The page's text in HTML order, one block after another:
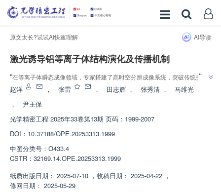
原文太长?试试AI快速理解 AI导读
激光诱导铝等离子体结构演化及传播机制
“在等离子体瞬态成像领域，专家搭建了高时空分辨成像系统，突破传统技术
局限，为激光诱导击穿光谱应用提供理论支撑。
”
赵洋 ， 张雷 ， 田志辉 ， 张秀清 ，
马维光
，
尹王保
光学精密工程 2025年33卷第13期 页码：1999-2007
DOI： 10.37188/OPE.20253313.1999
中图分类号： O433.4
CSTR： 32169.14.OPE.20253313.1999
纸质出版日期： 2025-07-10 ， 收稿日期： 2025-04-22 ，
修回日期： 2025-05-29